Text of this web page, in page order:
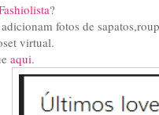
?
fotos de
virtual.
aqui.